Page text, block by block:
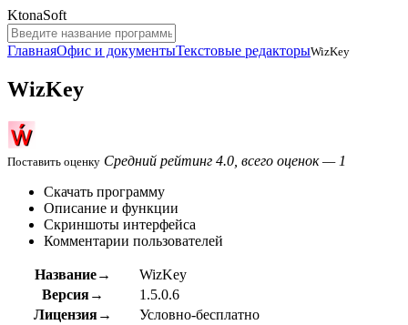
KtonaSoft
ГлавнаяОфис и документыТекстовые редакторыWizKey
WizKey
Поставить оценку Средний рейтинг 4.0, всего оценок — 1
Скачать программу
Описание и функции
Скриншоты интерфейса
Комментарии пользователей
Название→
WizKey
Версия→
1.5.0.6
Лицензия→
Условно-бесплатно